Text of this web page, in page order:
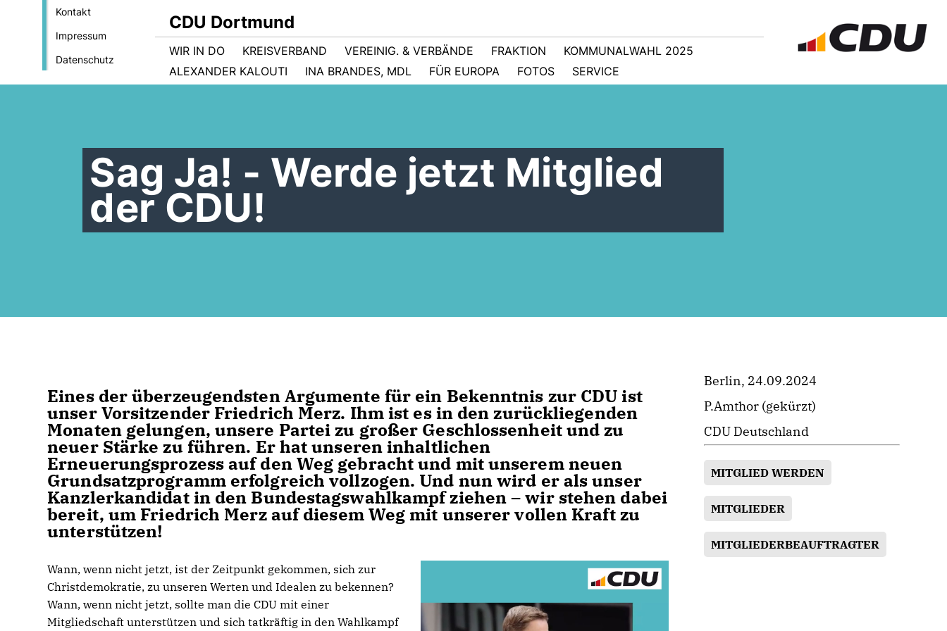
Kontakt
Impressum
Datenschutz
CDU Dortmund
WIR IN DO KREISVERBAND VEREINIG. & VERBÄNDE FRAKTION
KOMMUNALWAHL 2025
ALEXANDER KALOUTI
INA BRANDES, MDL FÜR EUROPA FOTOS SERVICE
Sag Ja! - Werde jetzt Mitglied
der CDU!
Eines der überzeugendsten Argumente für ein Bekenntnis zur CDU ist
unser Vorsitzender Friedrich Merz. Ihm ist es in den zurückliegenden
Monaten gelungen, unsere Partei zu großer Geschlossenheit und zu
neuer Stärke zu führen. Er hat unseren inhaltlichen
Erneuerungsprozess auf den Weg gebracht und mit unserem neuen
Grundsatzprogramm erfolgreich vollzogen. Und nun wird er als unser
Kanzlerkandidat in den Bundestagswahlkampf ziehen – wir stehen dabei
bereit, um Friedrich Merz auf diesem Weg mit unserer vollen Kraft zu
unterstützen!
Wann, wenn nicht jetzt, ist der Zeitpunkt gekommen, sich zur
Christdemokratie, zu unseren Werten und Idealen zu bekennen?
Wann, wenn nicht jetzt, sollte man die CDU mit einer
Mitgliedschaft unterstützen und sich tatkräftig in den Wahlkampf
Berlin, 24.09.2024
P.Amthor (gekürzt)
CDU Deutschland
MITGLIED WERDEN
MITGLIEDER
MITGLIEDERBEAUFTRAGTER